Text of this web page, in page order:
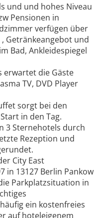
und und hohes Niveau
Pensionen in
verfügen über
Getränkeangebot und
Bad, Ankleidespiegel
erwartet die Gäste
TV, DVD Player
sorgt bei den
in den Tag.
3 Sternehotels durch
Rezeption und
City East
in 13127 Berlin Pankow
Parkplatzsituation in
ein kostenfreies
auf hoteleigenem